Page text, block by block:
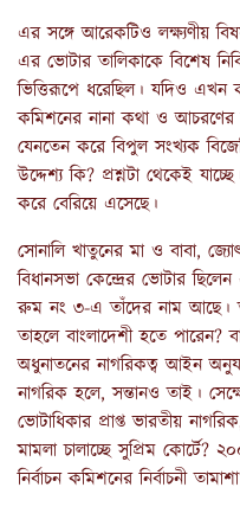
এর সঙ্গে আরেকটিও লক্ষ্যণীয়
এর ভোটার তালিকাকে বিশেষ
ভিত্তিরূপে ধরেছিল। যদিও এখন
কমিশনের নানা কথা ও আচরণের
যেনতেন করে বিপুল সংখ্যক
উদ্দেশ্য কি? প্রশ্নটা থেকেই
করে বেরিয়ে এসেছে।
সোনালি খাতুনের মা ও বাবা,
বিধানসভা কেন্দ্রের ভোটার
রুম নং ৩-এ তাঁদের নাম আছে।
তাহলে বাংলাদেশী হতে পারেন?
অধুনাতনের নাগরিকত্ব আইন
নাগরিক হলে, সন্তানও তাই।
ভোটাধিকার প্রাপ্ত ভারতীয়
মামলা চালাচ্ছে সুপ্রিম কোর্টে?
নির্বাচন কমিশনের নির্বাচনী